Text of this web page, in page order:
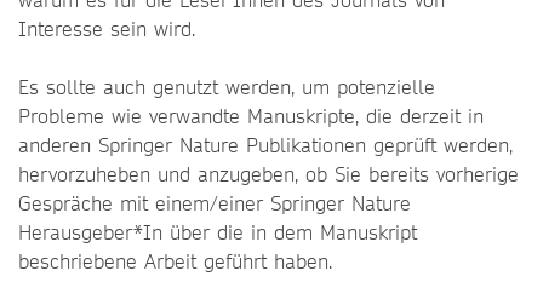
Interesse sein wird.
Es sollte auch genutzt werden, um potenzielle
Probleme wie verwandte Manuskripte, die derzeit in
anderen Springer Nature Publikationen geprüft werden,
hervorzuheben und anzugeben, ob Sie bereits vorherige
Gespräche mit einem/einer Springer Nature
Herausgeber*In über die in dem Manuskript
beschriebene Arbeit geführt haben.